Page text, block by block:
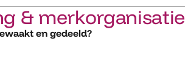
& merkorganisatie
en gedeeld?